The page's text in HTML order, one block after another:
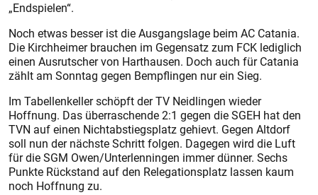
„Endspielen“.
Noch etwas besser ist die Ausgangslage beim AC Catania.
Die Kirchheimer brauchen im Gegensatz zum FCK lediglich
einen Ausrutscher von Harthausen. Doch auch für Catania
zählt am Sonntag gegen Bempflingen nur ein Sieg.
Im Tabellenkeller schöpft der TV Neidlingen wieder
Hoffnung. Das überraschende 2:1 gegen die SGEH hat den
TVN auf einen Nichtabstiegsplatz gehievt. Gegen Altdorf
soll nun der nächste Schritt folgen. Dagegen wird die Luft
für die SGM Owen/Unterlenningen immer dünner. Sechs
Punkte Rückstand auf den Relegationsplatz lassen kaum
noch Hoffnung zu.